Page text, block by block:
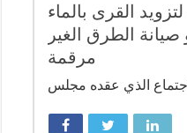
القرى بالماء
الطرق الغير
مرقمة